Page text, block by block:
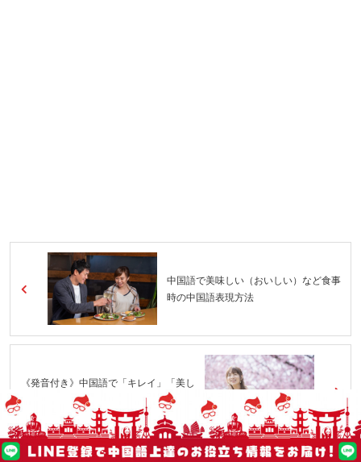
中国語で美味しい（おいしい）など食事
時の中国語表現方法
《発音付き》中国語で「キレイ」「美し
い」を表現できるようになろう！